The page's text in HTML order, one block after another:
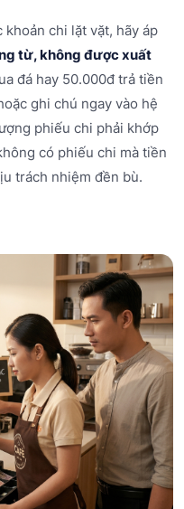
chi lặt vặt, hãy áp
từ, không được xuất
đá hay 50.000đ trả tiền
ghi chú ngay vào hệ
phiếu chi phải khớp
có phiếu chi mà tiền
trách nhiệm đền bù.